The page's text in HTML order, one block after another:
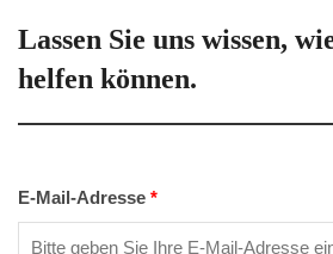
Lassen Sie uns wissen,
helfen können.
E-Mail-Adresse *